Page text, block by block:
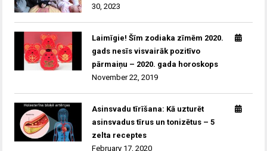
30, 2023
Laimīgie! Šīm zodiaka zīmēm 2020.
gads nesīs visvairāk pozitīvo
pārmaiņu – 2020. gada horoskops
November 22, 2019
Asinsvadu tīrīšana: Kā uzturēt
asinsvadus tīrus un tonizētus – 5
zelta receptes
February 17, 2020